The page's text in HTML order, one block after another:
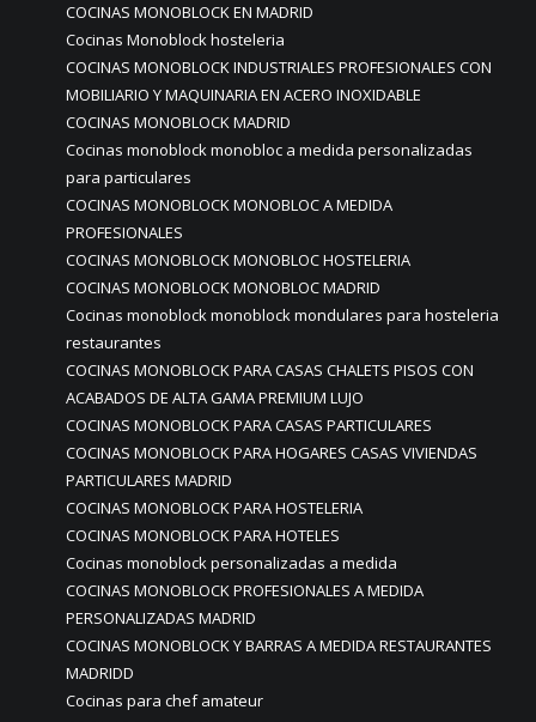
COCINAS MONOBLOCK EN MADRID
Cocinas Monoblock hosteleria
COCINAS MONOBLOCK INDUSTRIALES PROFESIONALES CON
MOBILIARIO Y MAQUINARIA EN ACERO INOXIDABLE
COCINAS MONOBLOCK MADRID
Cocinas monoblock monobloc a medida personalizadas
para particulares
COCINAS MONOBLOCK MONOBLOC A MEDIDA
PROFESIONALES
COCINAS MONOBLOCK MONOBLOC HOSTELERIA
COCINAS MONOBLOCK MONOBLOC MADRID
Cocinas monoblock monoblock mondulares para hosteleria
restaurantes
COCINAS MONOBLOCK PARA CASAS CHALETS PISOS CON
ACABADOS DE ALTA GAMA PREMIUM LUJO
COCINAS MONOBLOCK PARA CASAS PARTICULARES
COCINAS MONOBLOCK PARA HOGARES CASAS VIVIENDAS
PARTICULARES MADRID
COCINAS MONOBLOCK PARA HOSTELERIA
COCINAS MONOBLOCK PARA HOTELES
Cocinas monoblock personalizadas a medida
COCINAS MONOBLOCK PROFESIONALES A MEDIDA
PERSONALIZADAS MADRID
COCINAS MONOBLOCK Y BARRAS A MEDIDA RESTAURANTES
MADRIDD
Cocinas para chef amateur